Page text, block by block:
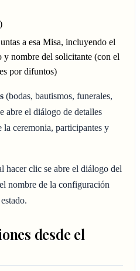
a esa Misa, incluyendo el
nombre del solicitante (con el
por difuntos)
(bodas, bautismos, funerales,
abre el diálogo de detalles
ceremonia, participantes y
hacer clic se abre el diálogo del
nombre de la configuración
desde el